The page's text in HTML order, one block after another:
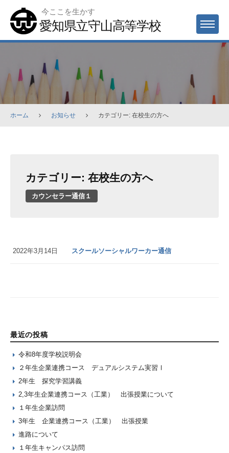
content
今ここを生かす
愛知県立守山高等学校 MENU
ホーム お知らせ カテゴリー: 在校生の方へ
カテゴリー: 在校生の方へ
カウンセラー通信１
2022年3月14日 スクールソーシャルワーカー通信
最近の投稿
令和8年度学校説明会
２年生企業連携コース デュアルシステム実習Ⅰ
2年生 探究学習講義
2,3年生企業連携コース（工業） 出張授業について
１年生企業訪問
3年生 企業連携コース（工業） 出張授業
進路について
１年生キャンパス訪問